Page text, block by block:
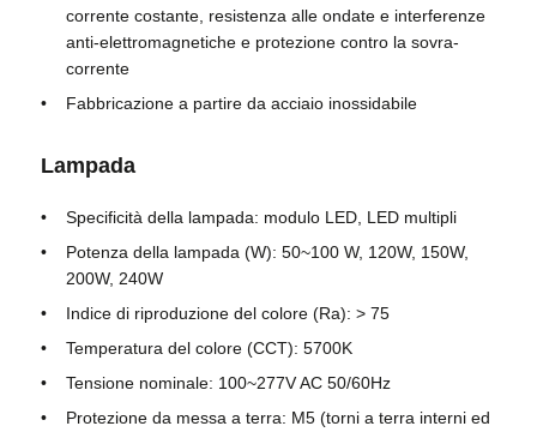
corrente costante, resistenza alle ondate e interferenze
anti-elettromagnetiche e protezione contro la sovra-
corrente
Fabbricazione a partire da acciaio inossidabile
Lampada
Specificità della lampada: modulo LED, LED multipli
Potenza della lampada (W): 50~100 W, 120W, 150W,
200W, 240W
Indice di riproduzione del colore (Ra): > 75
Temperatura del colore (CCT): 5700K
Tensione nominale: 100~277V AC 50/60Hz
Protezione da messa a terra: M5 (torni a terra interni ed